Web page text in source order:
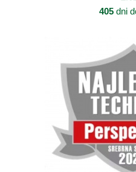
405 dni